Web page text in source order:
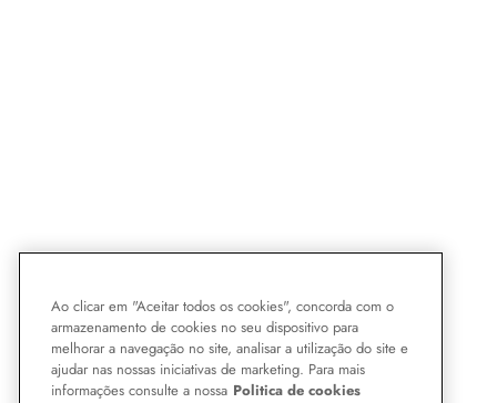
Ao clicar em "Aceitar todos os cookies", concorda com o
armazenamento de cookies no seu dispositivo para
melhorar a navegação no site, analisar a utilização do site e
ajudar nas nossas iniciativas de marketing. Para mais
informações consulte a nossa Politica de cookies